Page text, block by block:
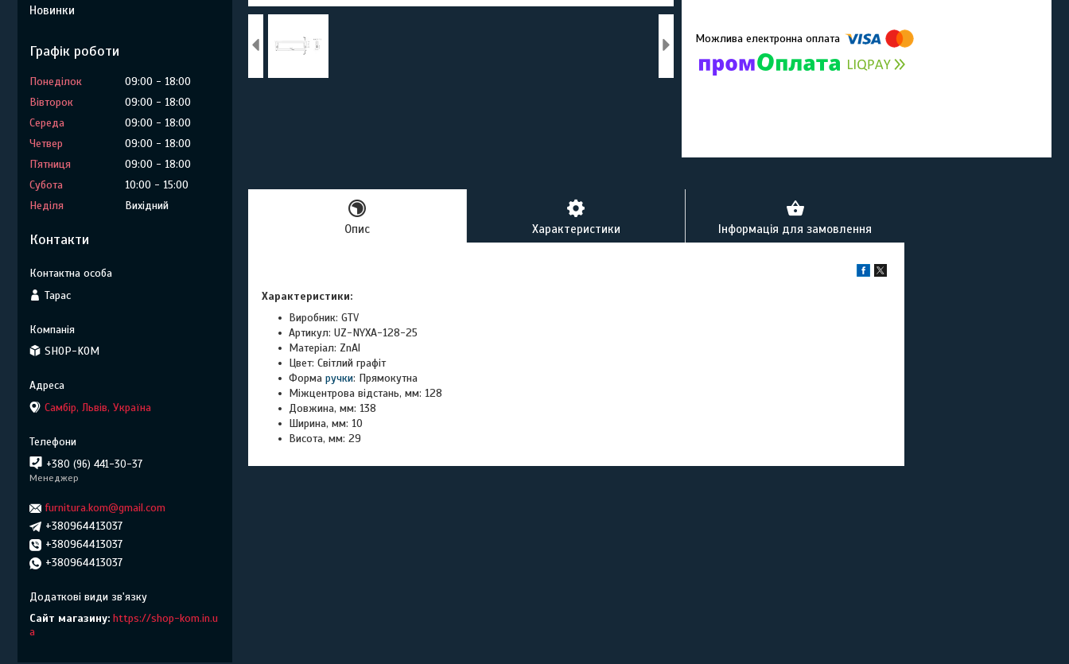
Опис Характеристики Інформація для замовлення
Характеристики:
Виробник: GTV
Артикул: UZ-NYXA-128-25
Матеріал: ZnAl
Цвет: Світлий графіт
Форма ручки: Прямокутна
Міжцентрова відстань, мм: 128
Довжина, мм: 138
Ширина, мм: 10
Висота, мм: 29
Новинки
Графік роботи
Понеділок 09:00
18:00
Вівторок
09:00
18:00
Середа
09:00
18:00
Четвер
09:00
18:00
Пʼятниця
09:00
18:00
Субота
10:00
15:00
Неділя
Вихідний
Контакти
Тарас
SHOP-KOM
Самбір, Львів, Україна
+380 (96) 441-30-37
Менеджер
furnitura.kom@gmail.com
+380964413037
+380964413037
+380964413037
Сайт магазину https://shop-kom.in.u
a